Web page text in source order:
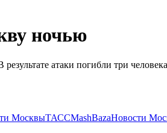
ночью
атаки погибли три
МосквыТАССMashBazaНовости